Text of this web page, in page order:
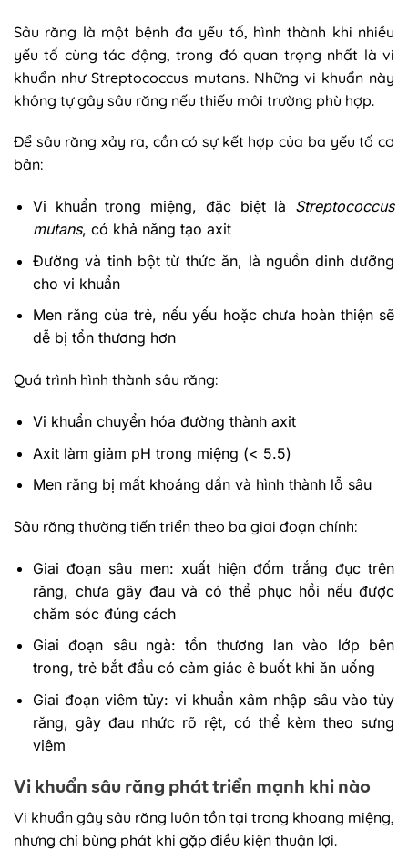
Sâu răng là một bệnh đa yếu tố, hình thành khi nhiều
yếu tố cùng tác động, trong đó quan trọng nhất là vi
khuẩn như Streptococcus mutans. Những vi khuẩn này
không tự gây sâu răng nếu thiếu môi trường phù hợp.
Để sâu răng xảy ra, cần có sự kết hợp của ba yếu tố cơ
bản:
Vi khuẩn trong miệng, đặc biệt là Streptococcus
mutans, có khả năng tạo axit
Đường và tinh bột từ thức ăn, là nguồn dinh dưỡng
cho vi khuẩn
Men răng của trẻ, nếu yếu hoặc chưa hoàn thiện sẽ
dễ bị tổn thương hơn
Quá trình hình thành sâu răng:
Vi khuẩn chuyển hóa đường thành axit
Axit làm giảm pH trong miệng (< 5.5)
Men răng bị mất khoáng dần và hình thành lỗ sâu
Sâu răng thường tiến triển theo ba giai đoạn chính:
Giai đoạn sâu men: xuất hiện đốm trắng đục trên
răng, chưa gây đau và có thể phục hồi nếu được
chăm sóc đúng cách
Giai đoạn sâu ngà: tổn thương lan vào lớp bên
trong, trẻ bắt đầu có cảm giác ê buốt khi ăn uống
Giai đoạn viêm tủy: vi khuẩn xâm nhập sâu vào tủy
răng, gây đau nhức rõ rệt, có thể kèm theo sưng
viêm
Vi khuẩn sâu răng phát triển mạnh khi nào
Vi khuẩn gây sâu răng luôn tồn tại trong khoang miệng,
nhưng chỉ bùng phát khi gặp điều kiện thuận lợi.